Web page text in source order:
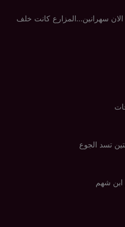
سهرانين…المزارع كانت خلف
تسد الجوع
ابن شهم